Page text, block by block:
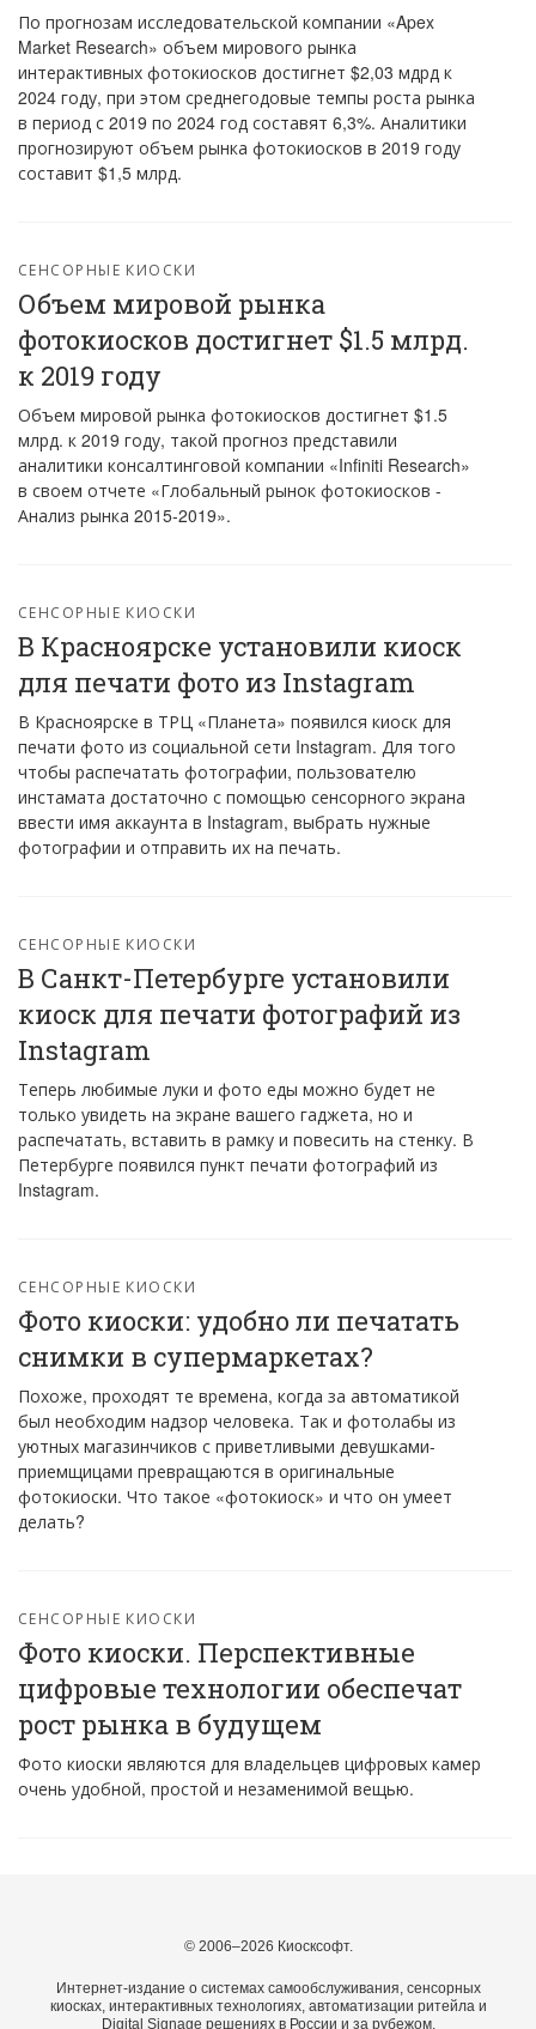
По прогнозам исследовательской компании «Apex
Market Research» объем мирового рынка
интерактивных фотокиосков достигнет $2,03 мдрд к
2024 году, при этом среднегодовые темпы роста рынка
в период с 2019 по 2024 год составят 6,3%. Аналитики
прогнозируют объем рынка фотокиосков в 2019 году
составит $1,5 млрд.
СЕНСОРНЫЕ КИОСКИ
Объем мировой рынка
фотокиосков достигнет $1.5 млрд.
к 2019 году
Объем мировой рынка фотокиосков достигнет $1.5
млрд. к 2019 году, такой прогноз представили
аналитики консалтинговой компании «Infiniti Research»
в своем отчете «Глобальный рынок фотокиосков -
Анализ рынка 2015-2019».
СЕНСОРНЫЕ КИОСКИ
В Красноярске установили киоск
для печати фото из Instagram
В Красноярске в ТРЦ «Планета» появился киоск для
печати фото из социальной сети Instagram. Для того
чтобы распечатать фотографии, пользователю
инстамата достаточно с помощью сенсорного экрана
ввести имя аккаунта в Instagram, выбрать нужные
фотографии и отправить их на печать.
СЕНСОРНЫЕ КИОСКИ
В Санкт-Петербурге установили
киоск для печати фотографий из
Instagram
Теперь любимые луки и фото еды можно будет не
только увидеть на экране вашего гаджета, но и
распечатать, вставить в рамку и повесить на стенку. В
Петербурге появился пункт печати фотографий из
Instagram.
СЕНСОРНЫЕ КИОСКИ
Фото киоски: удобно ли печатать
снимки в супермаркетах?
Похоже, проходят те времена, когда за автоматикой
был необходим надзор человека. Так и фотолабы из
уютных магазинчиков с приветливыми девушками-
приемщицами превращаются в оригинальные
фотокиоски. Что такое «фотокиоск» и что он умеет
делать?
СЕНСОРНЫЕ КИОСКИ
Фото киоски. Перспективные
цифровые технологии обеспечат
рост рынка в будущем
Фото киоски являются для владельцев цифровых камер
очень удобной, простой и незаменимой вещью.
© 2006–2026 Киосксофт.
Интернет-издание о системах самообслуживания, сенсорных
киосках, интерактивных технологиях, автоматизации ритейла и
Digital Signage решениях в России и за рубежом.